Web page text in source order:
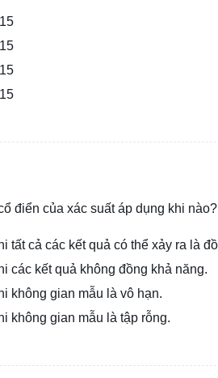
điển của xác suất áp dụng khi nào?
tất cả các kết quả có thể xảy ra là
các kết quả không đồng khả năng.
không gian mẫu là vô hạn.
không gian mẫu là tập rỗng.